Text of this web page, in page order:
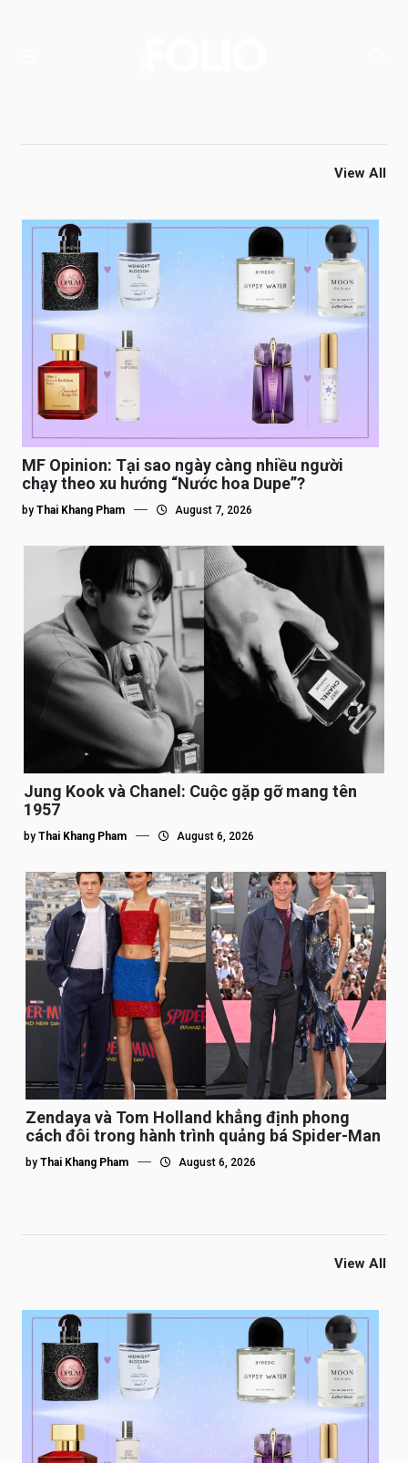
View All
MF Opinion: Tại sao ngày càng nhiều người
chạy theo xu hướng “Nước hoa Dupe”?
by Thai Khang Pham August 7, 2026
Jung Kook và Chanel: Cuộc gặp gỡ mang tên
1957
by Thai Khang Pham August 6, 2026
Zendaya và Tom Holland khẳng định phong
cách đôi trong hành trình quảng bá Spider-Man
by Thai Khang Pham August 6, 2026
View All